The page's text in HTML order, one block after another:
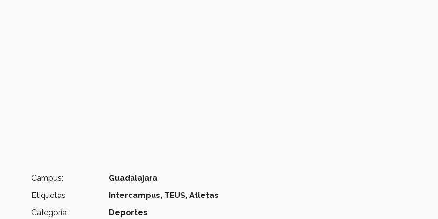
Campus:
Guadalajara
Etiquetas:
Intercampus, TEUS, Atletas
Categoría:
Deportes